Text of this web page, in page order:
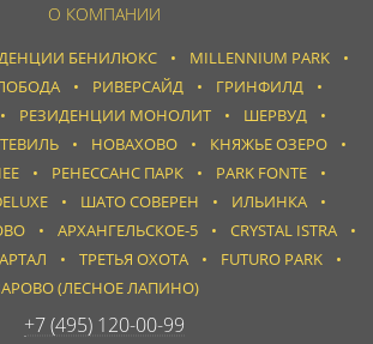
О КОМПАНИИ
БЕНИЛЮКС
MILLENNIUM PARK
РИВЕРСАЙД
ГРИНФИЛД
РЕЗИДЕНЦИИ МОНОЛИТ
ШЕРВУД
НОВАХОВО
КНЯЖЬЕ ОЗЕРО
РЕНЕССАНС ПАРК
PARK FONTE
ШАТО СОВЕРЕН
ИЛЬИНКА
АРХАНГЕЛЬСКОЕ-5
CRYSTAL ISTRA
ТРЕТЬЯ ОХОТА
FUTURO PARK
(ЛЕСНОЕ ЛАПИНО)
+7 (495) 120-00-99